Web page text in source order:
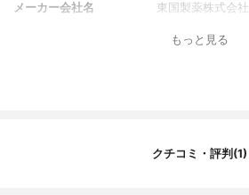
メーカー会社名 東国製薬株式会社
もっと見る
クチコミ・評判(1)